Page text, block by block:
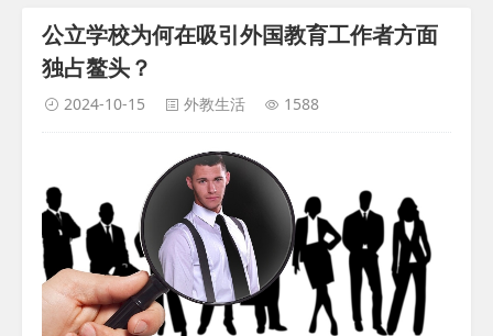
公立学校为何在吸引外国教育工作者方面
独占鳌头？
2024-10-15 外教生活 1588